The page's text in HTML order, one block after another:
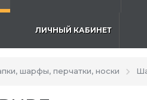
ЛИЧНЫЙ КАБИНЕТ
шарфы, перчатки, носки